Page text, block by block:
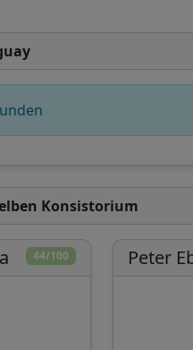
Konsistorium
44/100 Peter